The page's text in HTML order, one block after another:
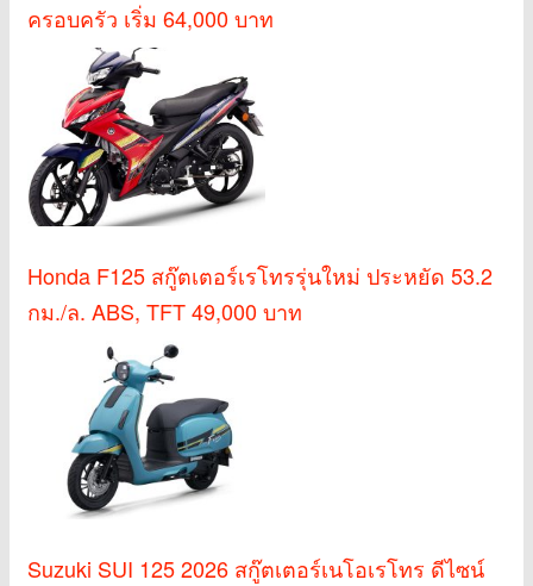
ครอบครัว เริ่ม 64,000 บาท
Honda F125 สกู๊ตเตอร์เรโทรรุ่นใหม่ ประหยัด 53.2
กม./ล. ABS, TFT 49,000 บาท
Suzuki SUI 125 2026 สกู๊ตเตอร์เนโอเรโทร ดีไซน์